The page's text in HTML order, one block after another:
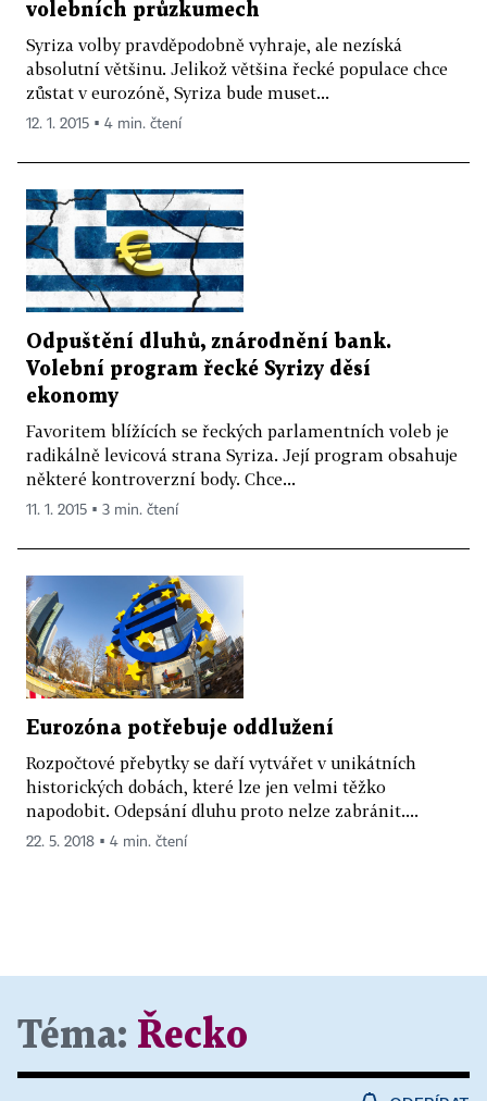
volebních průzkumech
Syriza volby pravděpodobně vyhraje, ale nezíská
absolutní většinu. Jelikož většina řecké populace chce
zůstat v eurozóně, Syriza bude muset...
12. 1. 2015 ▪ 4 min. čtení
Odpuštění dluhů, znárodnění bank.
Volební program řecké Syrizy děsí
ekonomy
Favoritem blížících se řeckých parlamentních voleb je
radikálně levicová strana Syriza. Její program obsahuje
některé kontroverzní body. Chce...
11. 1. 2015 ▪ 3 min. čtení
Eurozóna potřebuje oddlužení
Rozpočtové přebytky se daří vytvářet v unikátních
historických dobách, které lze jen velmi těžko
napodobit. Odepsání dluhu proto nelze zabránit....
22. 5. 2018 ▪ 4 min. čtení
Téma: Řecko